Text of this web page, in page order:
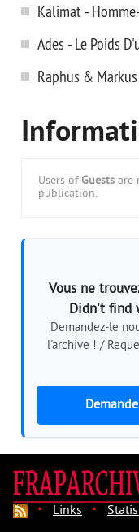
Kalimat -
Ades - Le Poids
Raphus &
Users of Guests are
publication.
Vous ne
Didn't find
Demandez-le
l'archive ! /
· Links ·